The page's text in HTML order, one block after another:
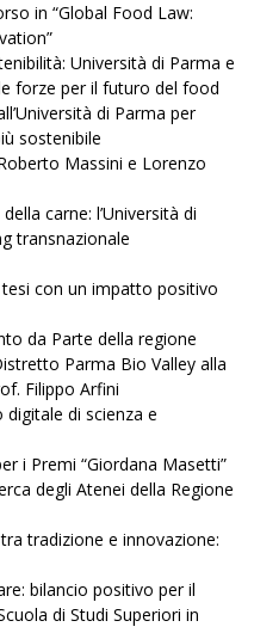
in “Global Food Law:
Università di Parma e
forze per il futuro del food
di Parma per
sostenibile
Massini e Lorenzo
carne: l’Università di
transnazionale
con un impatto positivo
da Parte della regione
Parma Bio Valley alla
Filippo Arfini
di scienza e
i Premi “Giordana Masetti”
degli Atenei della Regione
tradizione e innovazione:
bilancio positivo per il
di Studi Superiori in